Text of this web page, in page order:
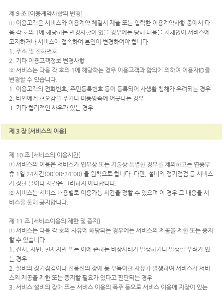
제 9 조 [이용계약사항의 변경]
① 이용고객은 서비스와 이용계약 체결시 제출 또는 입력한 이용계약사항 중에서 다
음 각 호의 1에 해당하는 변경사항이 있을 경우에는 당해 내용을 지체없이 서비스에
고지하거나 서비스에 접속하여 본인이 변경하여야 합니다.
1. 주소 및 전화번호
2. 기타 이용고객정보 변경사항
② 서비스는 다음 각 호의 1에 해당하는 경우 이용고객과 합의에 의하여 이용자ID를
변경할 수 있습니다.
1. 이용고객의 전화번호, 주민등록번호 등이 등록되어 사생활 침해가 우려되는 경우
2. 타인에게 혐오감을 주거나 미풍양속에 어긋나는 경우
3. 기타 합리적인 사유가 있는 경우
제 3 장 [서비스의 이용]
제 10 조 [서비스의 이용시간]
① 서비스의 이용은 서비스가 업무상 또는 기술상 특별한 경우를 제외하고는 연중무
휴 1일 24시간(00:00-24:00) 을 원칙으로 합니다. 다만, 설비의 정기점검 등 서비스
가 정한 날이나 시간은 그러하지 아니합니다.
② 서비스는 서비스 내용별로 이용가능 시간을 정할 수 있으며 이 경우 그 내용을 서
비스를 통해 공지합니다.
제 11 조 [서비스이용의 제한 및 중지]
① 서비스는 다음 각 호의 사유에 해당되는 경우에는 서비스의 제공을 제한 또는 중지
할 수 있습니다.
1. 전시, 사변, 천재지변 또는 이에 준하는 비상사태가 발생하거나 발생할 우려가 있
는 경우
2. 설비의 정기점검이나 전용선의 장애 등 부득이한 사유가 발생하여 서비스가 서비
스의 제공을 제한 또는 중지할 필요가 있다고 판단되는 경우
3. 서비스 설비의 장애 또는 서비스 이용의 폭주 등으로 서비스 이용에 지장이 있는